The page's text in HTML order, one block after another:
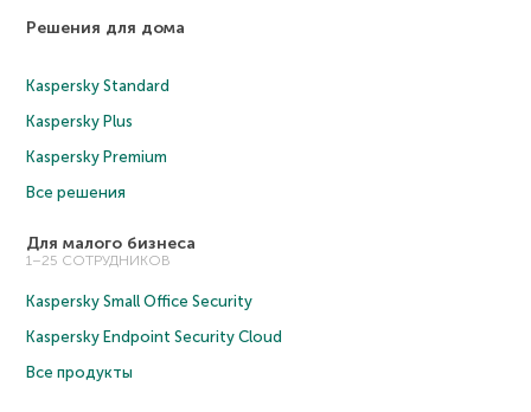
Решения для дома
Kaspersky Standard
Kaspersky Plus
Kaspersky Premium
Все решения
Для малого бизнеса
1–25 СОТРУДНИКОВ
Kaspersky Small Office Security
Kaspersky Endpoint Security Cloud
Все продукты